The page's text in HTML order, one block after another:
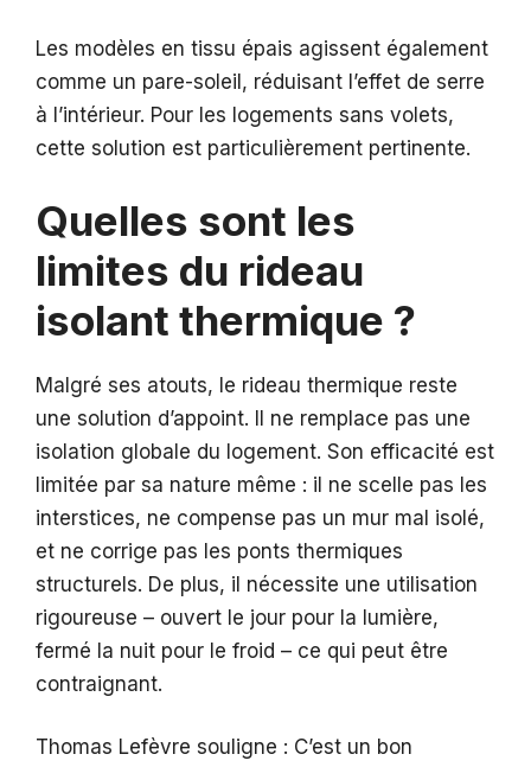
Les modèles en tissu épais agissent également
comme un pare-soleil, réduisant l’effet de serre
à l’intérieur. Pour les logements sans volets,
cette solution est particulièrement pertinente.
Quelles sont les
limites du rideau
isolant thermique ?
Malgré ses atouts, le rideau thermique reste
une solution d’appoint. Il ne remplace pas une
isolation globale du logement. Son efficacité est
limitée par sa nature même : il ne scelle pas les
interstices, ne compense pas un mur mal isolé,
et ne corrige pas les ponts thermiques
structurels. De plus, il nécessite une utilisation
rigoureuse – ouvert le jour pour la lumière,
fermé la nuit pour le froid – ce qui peut être
contraignant.
Thomas Lefèvre souligne : C’est un bon